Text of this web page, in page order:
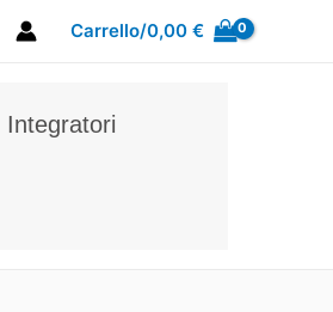
Carrello/0,00 €
Integratori